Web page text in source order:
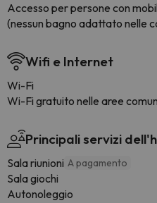
Accesso per persone con
(nessun bagno adattato nelle
Wifi e Internet
Wi-Fi
Wi-Fi gratuito nelle aree
Principali servizi
Sala riunioni A pagamento
Sala giochi
Autonoleggio